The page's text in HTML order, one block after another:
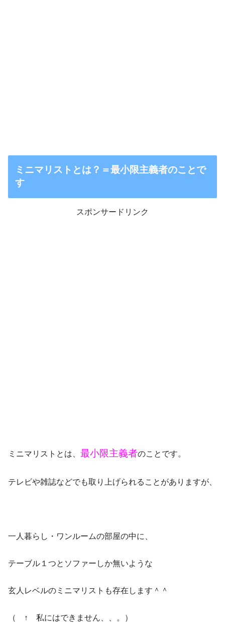
ミニマリストとは？＝最小限主義者のことで
す
スポンサードリンク
ミニマリストとは、 最小限主義者のことです。
テレビや雑誌などでも取り上げられることがありますが、
一人暮らし・ワンルームの部屋の中に、
テーブル１つとソファーしか無いような
玄人レベルのミニマリストも存在します＾＾
（ ↑ 私にはできません、、。）